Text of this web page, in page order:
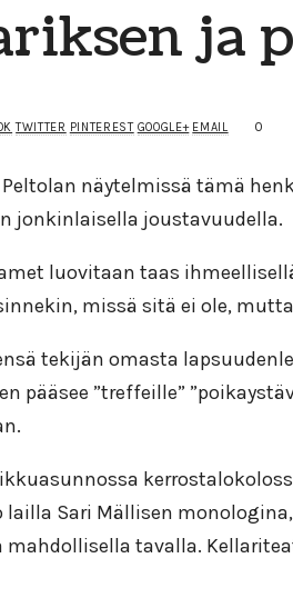
ja
TWITTER PINTEREST GOOGLE+ EMAIL 0
näytelmissä tämä
jonkinlaisella joustavuudella.
luovitaan taas
missä sitä ei ole,
tekijän omasta
pääsee ”treffeille”
Sari Mällisen
tavalla.